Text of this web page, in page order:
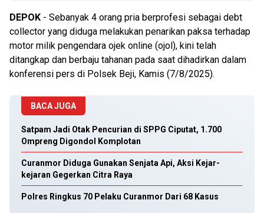
DEPOK - Sebanyak 4 orang pria berprofesi sebagai debt
collector yang diduga melakukan penarikan paksa terhadap
motor milik pengendara ojek online (ojol), kini telah
ditangkap dan berbaju tahanan pada saat dihadirkan dalam
konferensi pers di Polsek Beji, Kamis (7/8/2025).
BACA JUGA
Satpam Jadi Otak Pencurian di SPPG Ciputat, 1.700
Ompreng Digondol Komplotan
Curanmor Diduga Gunakan Senjata Api, Aksi Kejar-
kejaran Gegerkan Citra Raya
Polres Ringkus 70 Pelaku Curanmor Dari 68 Kasus